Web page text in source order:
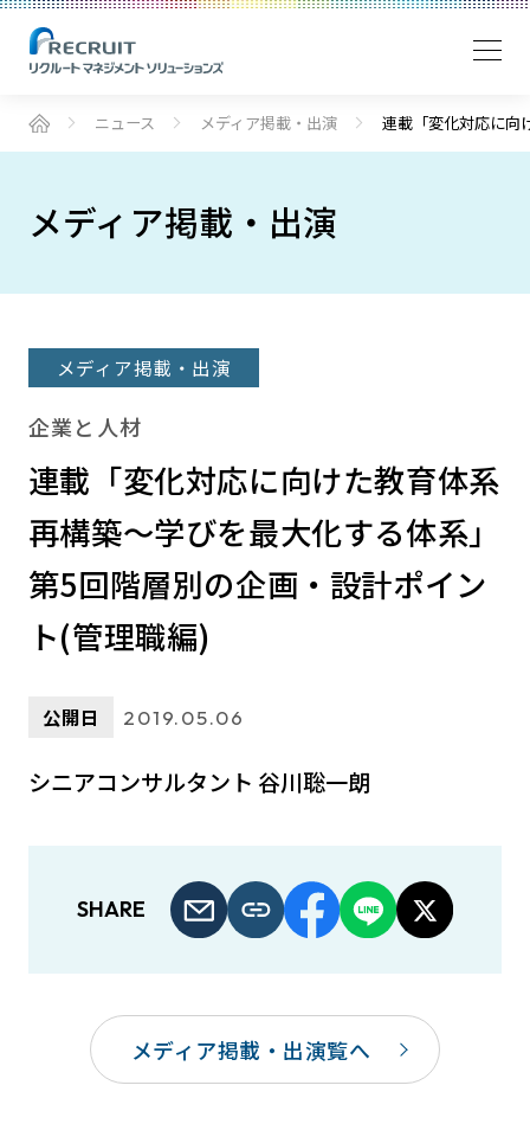
ニュース メディア掲載・出演 連載「変化対応に向
メディア掲載・出演
メディア掲載・出演
企業と人材
連載「変化対応に向けた教育体系
再構築～学びを最大化する体系」
第5回階層別の企画・設計ポイン
ト(管理職編)
公開日 2019.05.06
シニアコンサルタント 谷川聡一朗
SHARE
メディア掲載・出演覧へ